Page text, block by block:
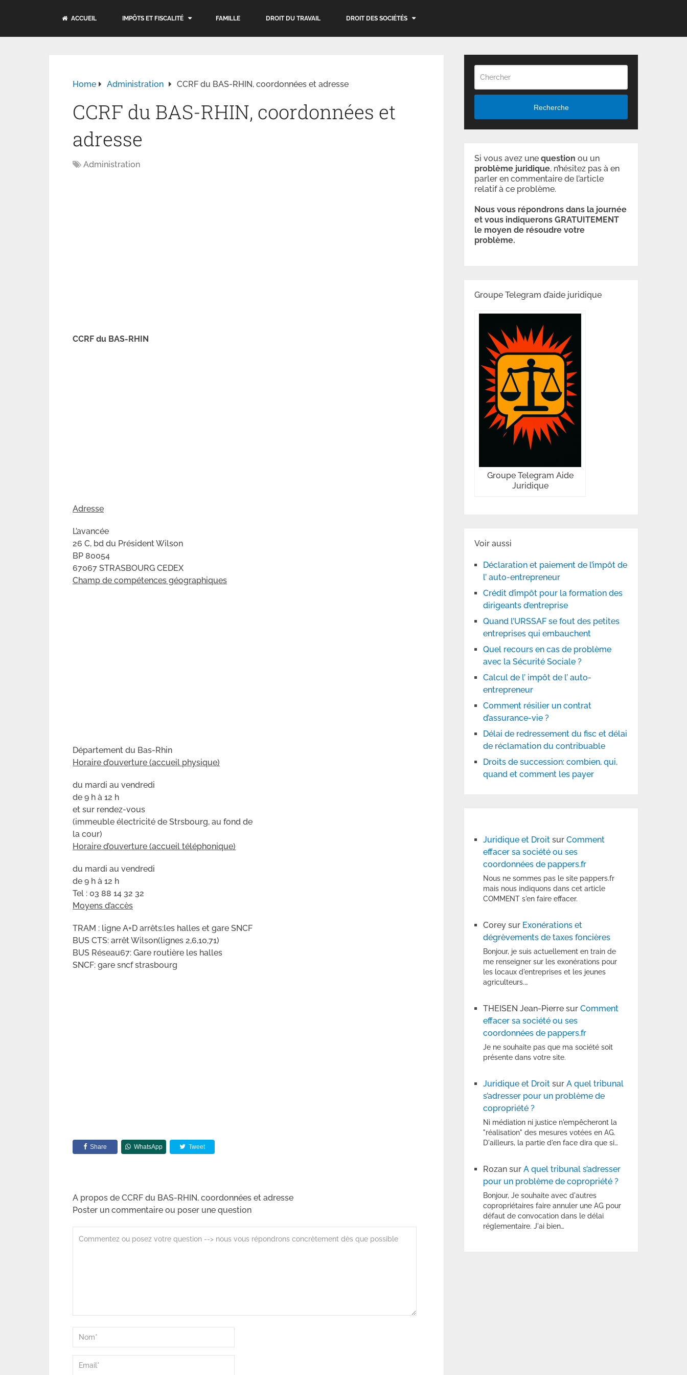
ACCUEIL IMPÔTS ET FISCALITÉ FAMILLE DROIT DU TRAVAIL DROIT DES SOCIÉTÉS
Home Administration CCRF du BAS-RHIN, coordonnées et adresse
CCRF du BAS-RHIN, coordonnées et
adresse
Administration
CCRF du BAS-RHIN
Adresse
L’avancée
26 C, bd du Président Wilson
BP 80054
67067 STRASBOURG CEDEX
Champ de compétences géographiques
Département du Bas-Rhin
Horaire d’ouverture (accueil physique)
du mardi au vendredi
de 9 h à 12 h
et sur rendez-vous
(immeuble électricité de Strsbourg, au fond de
la cour)
Horaire d’ouverture (accueil téléphonique)
du mardi au vendredi
de 9 h à 12 h
Tel : 03 88 14 32 32
Moyens d’accès
TRAM : ligne A+D arrêts:les halles et gare SNCF
BUS CTS: arrêt Wilson(lignes 2,6,10,71)
BUS Réseau67: Gare routière les halles
SNCF: gare sncf strasbourg
Share WhatsApp Tweet
A propos de CCRF du BAS-RHIN, coordonnées et adresse
Poster un commentaire ou poser une question
Recherche
Si vous avez unequestion ou un
problème juridique, n’hésitez pas à en
parler en commentaire de l’article
relatif à ce problème.
Nous vous répondrons dans la journée
et vous indiquerons GRATUITEMENT
le moyen de résoudre votre
problème.
Groupe Telegram d’aide juridique
Groupe Telegram Aide
Juridique
Voir aussi
Déclaration et paiement de l’impôt de
l’ auto-entrepreneur
Crédit d’impôt pour la formation des
dirigeants d’entreprise
Quand l’URSSAF se fout des petites
entreprises qui embauchent
Quel recours en cas de problème
avec la Sécurité Sociale ?
Calcul de l’ impôt de l’ auto-
entrepreneur
Comment résilier un contrat
d’assurance-vie ?
Délai de redressement du fisc et délai
de réclamation du contribuable
Droits de succession: combien, qui,
quand et comment les payer
Juridique et Droit surComment
effacer sa société ou ses
coordonnées de pappers.fr
Nous ne sommes pas le site pappers.fr
mais nous indiquons dans cet article
COMMENT s'en faire effacer.
Corey sur Exonérations et
dégrèvements de taxes foncières
Bonjour, je suis actuellement en train de
me renseigner sur les exonérations pour
les locaux d'entreprises et les jeunes
agriculteurs.…
THEISEN Jean-Pierre surComment
effacer sa société ou ses
coordonnées de pappers.fr
Je ne souhaite pas que ma société soit
présente dans votre site.
Juridique et Droit surA quel tribunal
s’adresser pour un problème de
copropriété ?
Ni médiation ni justice n'empêcheront la
"réalisation" des mesures votées en AG.
D'ailleurs, la partie d'en face dira que si…
Rozan surA quel tribunal s’adresser
pour un problème de copropriété ?
Bonjour, Je souhaite avec d'autres
copropriétaires faire annuler une AG pour
défaut de convocation dans le délai
réglementaire. J'ai bien…